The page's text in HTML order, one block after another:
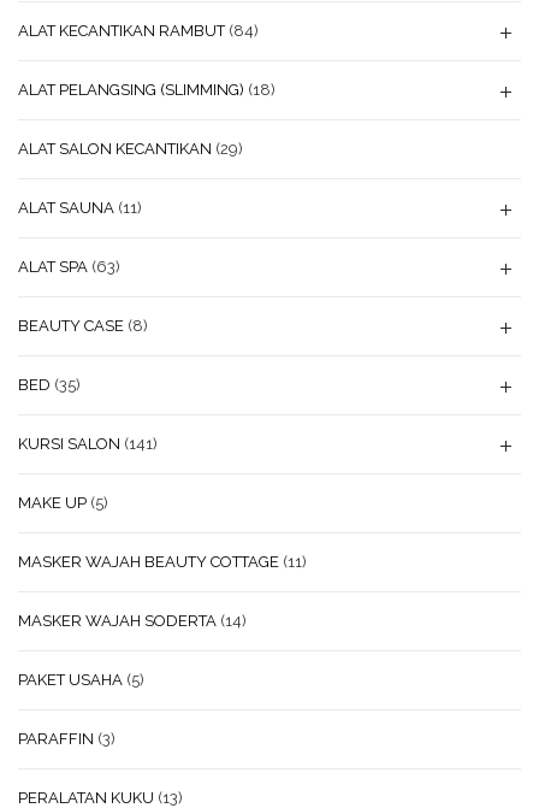
ALAT KECANTIKAN RAMBUT (84)
ALAT PELANGSING (SLIMMING) (18)
ALAT SALON KECANTIKAN (29)
ALAT SAUNA (11)
ALAT SPA (63)
BEAUTY CASE (8)
BED (35)
KURSI SALON (141)
MAKE UP (5)
MASKER WAJAH BEAUTY COTTAGE (11)
MASKER WAJAH SODERTA (14)
PAKET USAHA (5)
PARAFFIN (3)
PERALATAN KUKU (13)